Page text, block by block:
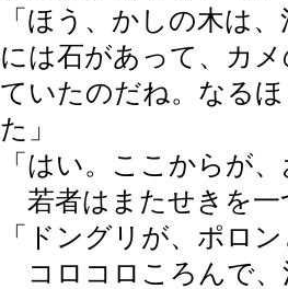
「ほう、かしの木は
には石があって、カ
ていたのだね。なる
た」
「はい。ここからが
若者はまたせきを一
「ドングリが、ポロ
コロコロころんで、